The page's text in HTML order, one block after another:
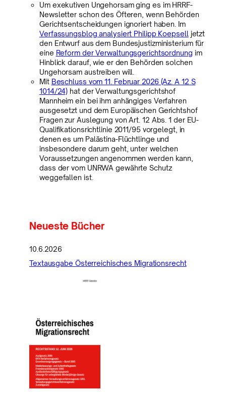
Um exekutiven Ungehorsam ging es im HRRF-
Newsletter schon des Öfteren, wenn Behörden
Gerichtsentscheidungen ignoriert haben. Im
Verfassungsblog analysiert Philipp Koepsell jetzt
den Entwurf aus dem Bundesjustizministerium für
eine Reform der Verwaltungsgerichtsordnung im
Hinblick darauf, wie er den Behörden solchen
Ungehorsam austreiben will.
Mit Beschluss vom 11. Februar 2026 (Az. A 12 S
1014/24) hat der Verwaltungsgerichtshof
Mannheim ein bei ihm anhängiges Verfahren
ausgesetzt und dem Europäischen Gerichtshof
Fragen zur Auslegung von Art. 12 Abs. 1 der EU-
Qualifikationsrichtlinie 2011/95 vorgelegt, in
denen es um Palästina-Flüchtlinge und
insbesondere darum geht, unter welchen
Voraussetzungen angenommen werden kann,
dass der vom UNRWA gewährte Schutz
weggefallen ist.
Neueste Bücher
10.6.2026
Textausgabe Österreichisches Migrationsrecht